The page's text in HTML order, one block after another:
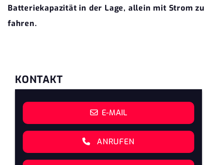
Batteriekapazität in der Lage, allein mit Strom zu
fahren.
KONTAKT
E-MAIL
ANRUFEN